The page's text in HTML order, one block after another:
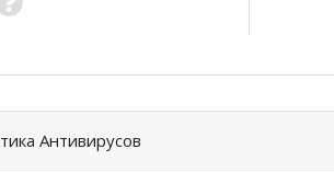
Антивирусов